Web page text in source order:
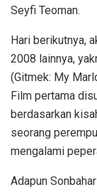
Seyfi Teoman.
Hari berikutnya,
2008 lainnya,
(Gitmek: My
Film pertama
berdasarkan
seorang
mengalami
Adapun